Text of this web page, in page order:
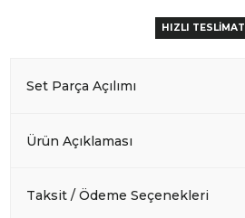
HIZLI TESLİMAT
Set Parça Açılımı
Ürün Açıklaması
Taksit / Ödeme Seçenekleri